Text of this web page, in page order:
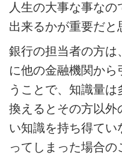
人生の大事な事な
出来るかが重要だと
銀行の担当者の方は
に他の金融機関か
うことで、知識量
換えるとその方以外
い知識を持ち得てい
ってしまった場合